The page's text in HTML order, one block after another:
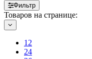
Фильтр
Товаров на странице:
12
24